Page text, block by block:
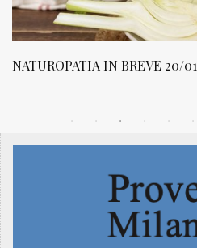
NATUROPATIA IN BREVE 20/01